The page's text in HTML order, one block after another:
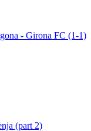
- Girona FC (1-1)
(part 2)